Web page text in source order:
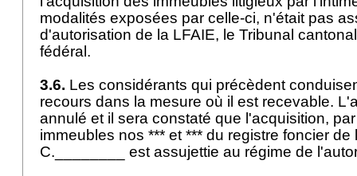
modalités exposées par celle-ci, n'était pas
d'autorisation de la LFAIE, le Tribunal
fédéral.
3.6. Les considérants qui précèdent
recours dans la mesure où il est recevable.
annulé et il sera constaté que l'acquisition,
immeubles nos *** et *** du registre foncier
C.________ est assujettie au régime de